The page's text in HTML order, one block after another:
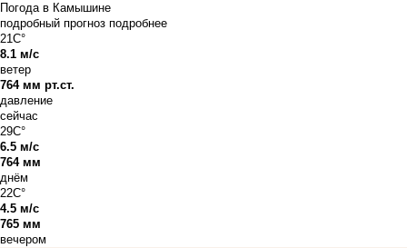
Погода в Камышине
подробный прогноз подробнее
21C°
8.1 м/с
ветер
764 мм рт.ст.
давление
сейчас
29C°
6.5 м/с
764 мм
днём
22C°
4.5 м/с
765 мм
вечером